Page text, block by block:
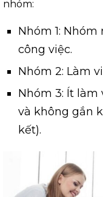
nhóm:
Nhóm 1:
công việc.
Nhóm 2: Làm
Nhóm 3: Ít làm
và không gắn
kết).